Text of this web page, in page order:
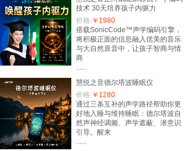
技术 30天培养孩子内驱力
价格: ￥1980
搭载SonicCode™声学编码引擎，
将积极正面的信息融入优美的音乐
与大自然原音中，让孩子智商与情
商
......
慧悦之音德尔塔波睡眠仪
价格: ￥1280
通过三条互补的声学路径帮助你更
好地入睡与维持睡眠：德尔塔波自
然声神经调频、声学遮蔽、潜意识
引导。醒来
......